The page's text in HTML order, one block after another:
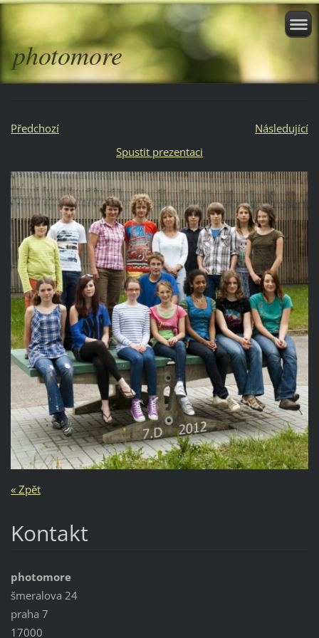
photomore
Předchozí
Následující
Spustit prezentaci
« Zpět
Kontakt
photomore
šmeralova 24
praha 7
17000